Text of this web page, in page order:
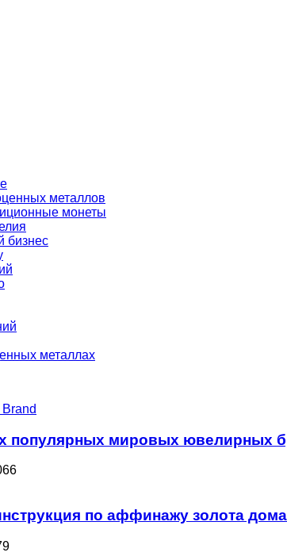
металлов
монеты
бизнес
металлах
популярных мировых ювелирных
по аффинажу золота